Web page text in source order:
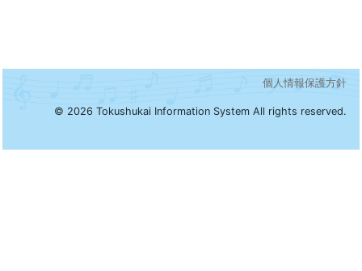
個人情報保護方針
© 2026 Tokushukai Information System All rights reserved.